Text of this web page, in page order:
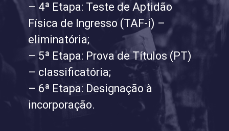
– 4ª Etapa: Teste de Aptidão
Física de Ingresso (TAF-i) –
eliminatória;
– 5ª Etapa: Prova de Títulos (PT)
– classificatória;
– 6ª Etapa: Designação à
incorporação.